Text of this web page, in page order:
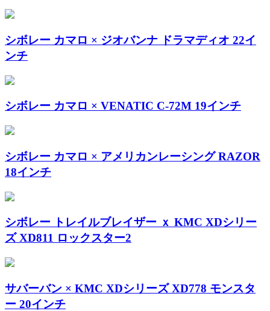
シボレー カマロ × ジオバンナ ドラマディオ 22イ
ンチ
シボレー カマロ × VENATIC C-72M 19インチ
シボレー カマロ × アメリカンレーシング RAZOR
18インチ
シボレー トレイルブレイザー ｘ KMC XDシリー
ズ XD811 ロックスター2
サバーバン × KMC XDシリーズ XD778 モンスタ
ー 20インチ